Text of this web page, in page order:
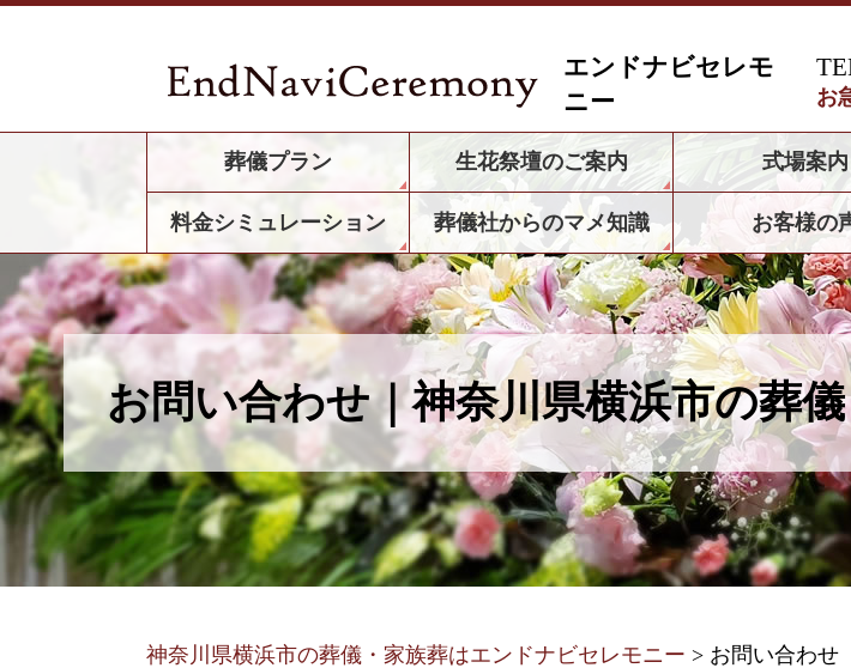
お問い合わせ｜神奈川県横浜市の葬
エンドナビセレモ
ニー
お
葬儀プラン 生花祭壇のご案内 式場案内
料金シミュレーション 葬儀社からのマメ知識 お客様の
神奈川県横浜市の葬儀・家族葬はエンドナビセレモニー > お問い合わせ